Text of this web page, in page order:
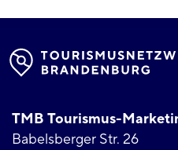
TMB Tourismus-
Babelsberger Str. 26